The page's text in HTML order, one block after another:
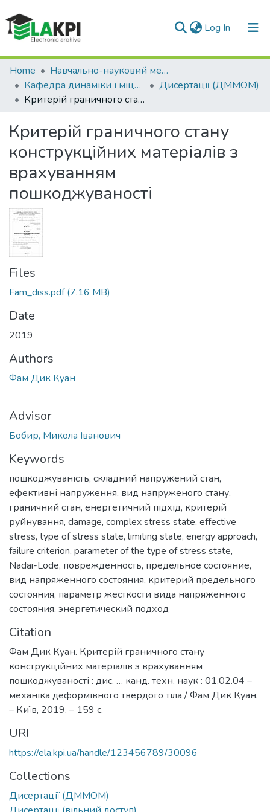
Log In (current)
Communities & Collections
All of DSpace
Home
Навчально-науковий механіко-машинобудівний інститут (НН ММІ)
Кафедра динаміки і міцності машин та опору матеріалів (ДММОМ)
Дисертації (ДММОМ)
Критерій граничного стану конструкційних матеріалів з врахуванням пошкоджуваності
Критерій граничного стану
конструкційних матеріалів з
врахуванням
пошкоджуваності
Files
Fam_diss.pdf(7.16 MB)
Date
2019
Authors
Фам Дик Куан
Advisor
Бобир, Микола Іванович
Keywords
пошкоджуваність, складний напружений стан,
ефективні напруження, вид напруженого стану,
граничний стан, енергетичний підхід, критерій
руйнування, damage, complex stress state, effective
stress, type of stress state, limiting state, energy approach,
failure criterion, parameter of the type of stress state,
Nadai-Lode, поврежденность, предельное состояние,
вид напряженного состояния, критерий предельного
состояния, параметр жесткости вида напряжённого
состояния, энергетический подход
Citation
Фам Дик Куан. Критерій граничного стану
конструкційних матеріалів з врахуванням
пошкоджуваності : дис. … канд. техн. наук : 01.02.04 –
механіка деформівного твердого тіла / Фам Дик Куан.
– Київ, 2019. – 159 с.
URI
https://ela.kpi.ua/handle/123456789/30096
Collections
Дисертації (ДММОМ)